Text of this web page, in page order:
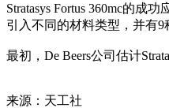
Stratasys Fortus 360mc的成
引入不同的材料类型，并有9
最初，De Beers公司估计
来源：天工社